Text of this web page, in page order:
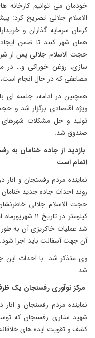
خودمان می توانیم
الاسلام جلالی تصریح کرد:
کرمان سرمایه گذاران و
همان شهر کنند تا ضمن
حجت الاسلام جلالی پس از
سازی، روغن خوراکی و… در
مضاعفی که در حال انجام است،
همچنین در ادامه، جلسه
ویژه اقتصادی برگزار شد و
تولید و حل مشکلات شهرهای
صندوق شد.
بازدید از جاده خنامان به
اتمام است
نماینده مردم رفسنجان و
روند احداث جاده جدید
کیلومتر در
شد عملیات خاکریزی آن به
آن جهت آسفالت باید اجرا شود.
وی متذکر شد: با احداث این
شد.
مرکز نوآوری رفسنجان یک
نماینده مردم رفسنجان و
شهید ستاری رفسنجان که
کشف و تقویت ایده های